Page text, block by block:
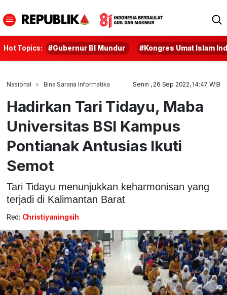
Hot Topics: #Gubernur BI Mundur #Kongres Umat Islam
Nasional Bina Sarana Informatika Senin , 26 Sep 2022, 14:47 WIB
Hadirkan Tari Tidayu, Maba
Universitas BSI Kampus
Pontianak Antusias Ikuti
Semot
Tari Tidayu menunjukkan keharmonisan yang
terjadi di Kalimantan Barat
Red: Christiyaningsih